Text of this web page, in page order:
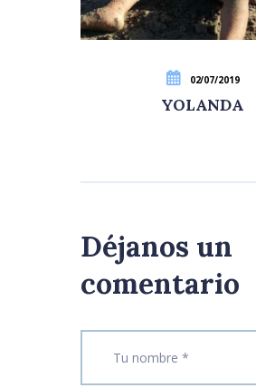
02/07/2019
YOLANDA
Déjanos un
comentario